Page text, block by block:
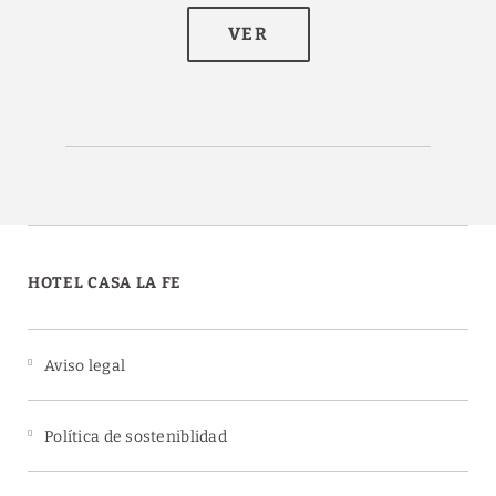
HOTEL CASA LA FE
Aviso legal
Política de sosteniblidad
de un momento único durante tu estancia.
Personaliza tu reserva en pocos pasos.